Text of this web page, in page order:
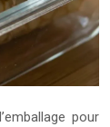
pour